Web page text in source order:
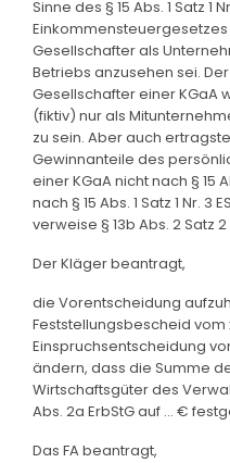
Sinne des § 15 Abs. 1 Satz 1
Gesellschafter als
Betriebs anzusehen sei.
Gesellschafter einer
(fiktiv) nur als
zu sein. Aber auch
Gewinnanteile des
einer KGaA nicht nach § 15
nach § 15 Abs. 1 Satz 1 Nr. 3
verweise § 13b Abs. 2 Satz
Der Kläger beantragt,
die Vorentscheidung
Feststellungsbescheid vom
Einspruchsentscheidung
ändern, dass die Summe
Wirtschaftsgüter des
Abs. 2a ErbStG auf ... €
Das FA beantragt,